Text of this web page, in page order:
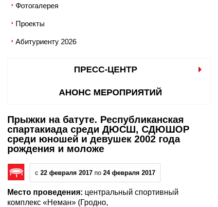
Фотогалерея
Проекты
Абитуриенту 2026
ПРЕСС-ЦЕНТР
АНОНС МЕРОПРИЯТИЙ
Прыжки на батуте. Республиканская
спартакиада среди ДЮСШ, СДЮШОР
среди юношей и девушек 2002 года
рождения и моложе
с 22 февраля 2017 по 24 февраля 2017
Место проведения: центральный спортивный
комплекс «Неман» (Гродно,